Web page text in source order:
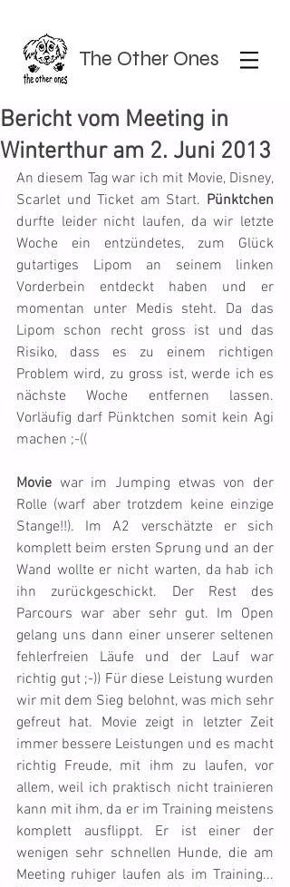
The Other Ones
Bericht vom Meeting in
Winterthur am 2. Juni 2013
An diesem Tag war ich mit Movie, Disney,
Scarlet und Ticket am Start. Pünktchen
durfte leider nicht laufen, da wir letzte
Woche ein entzündetes, zum Glück
gutartiges Lipom an seinem linken
Vorderbein entdeckt haben und er
momentan unter Medis steht. Da das
Lipom schon recht gross ist und das
Risiko, dass es zu einem richtigen
Problem wird, zu gross ist, werde ich es
nächste Woche entfernen lassen.
Vorläufig darf Pünktchen somit kein Agi
machen ;-((
Movie war im Jumping etwas von der
Rolle (warf aber trotzdem keine einzige
Stange!!). Im A2 verschätzte er sich
komplett beim ersten Sprung und an der
Wand wollte er nicht warten, da hab ich
ihn zurückgeschickt. Der Rest des
Parcours war aber sehr gut. Im Open
gelang uns dann einer unserer seltenen
fehlerfreien Läufe und der Lauf war
richtig gut ;-)) Für diese Leistung wurden
wir mit dem Sieg belohnt, was mich sehr
gefreut hat. Movie zeigt in letzter Zeit
immer bessere Leistungen und es macht
richtig Freude, mit ihm zu laufen, vor
allem, weil ich praktisch nicht trainieren
kann mit ihm, da er im Training meistens
komplett ausflippt. Er ist einer der
wenigen sehr schnellen Hunde, die am